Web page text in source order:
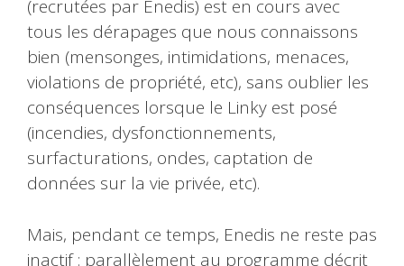
(recrutées par Enedis) est en cours avec
tous les dérapages que nous connaissons
bien (mensonges, intimidations, menaces,
violations de propriété, etc), sans oublier les
conséquences lorsque le Linky est posé
(incendies, dysfonctionnements,
surfacturations, ondes, captation de
données sur la vie privée, etc).
Mais, pendant ce temps, Enedis ne reste pas
inactif : parallèlement au programme décrit